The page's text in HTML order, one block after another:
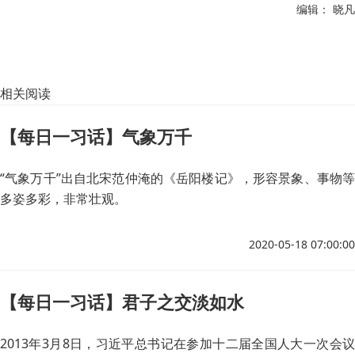
编辑： 晓凡
相关阅读
【每日一习话】气象万千
“气象万千”出自北宋范仲淹的《岳阳楼记》，形容景象、事物等
多姿多彩，非常壮观。
2020-05-18 07:00:00
【每日一习话】君子之交淡如水
2013年3月8日，习近平总书记在参加十二届全国人大一次会议